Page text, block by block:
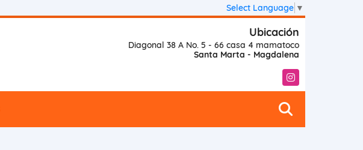
Select Language ▼
Ubicación
Diagonal 38 A No. 5 - 66 casa 4 mamatoco
Santa Marta - Magdalena
Instagram